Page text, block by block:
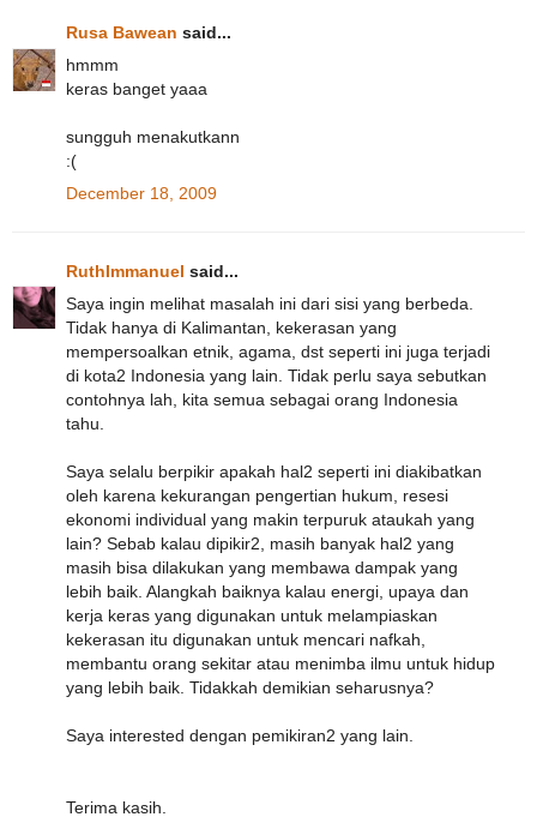
Rusa Bawean said...
hmmm
keras banget yaaa
sungguh menakutkann
:(
December 18, 2009
RuthImmanuel said...
Saya ingin melihat masalah ini dari sisi yang berbeda.
Tidak hanya di Kalimantan, kekerasan yang
mempersoalkan etnik, agama, dst seperti ini juga terjadi
di kota2 Indonesia yang lain. Tidak perlu saya sebutkan
contohnya lah, kita semua sebagai orang Indonesia
tahu.
Saya selalu berpikir apakah hal2 seperti ini diakibatkan
oleh karena kekurangan pengertian hukum, resesi
ekonomi individual yang makin terpuruk ataukah yang
lain? Sebab kalau dipikir2, masih banyak hal2 yang
masih bisa dilakukan yang membawa dampak yang
lebih baik. Alangkah baiknya kalau energi, upaya dan
kerja keras yang digunakan untuk melampiaskan
kekerasan itu digunakan untuk mencari nafkah,
membantu orang sekitar atau menimba ilmu untuk hidup
yang lebih baik. Tidakkah demikian seharusnya?
Saya interested dengan pemikiran2 yang lain.
Terima kasih.